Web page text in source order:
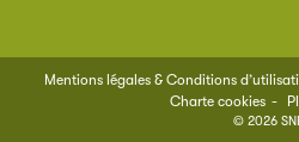
Mentions légales & Conditions
Charte cookies
© 2026